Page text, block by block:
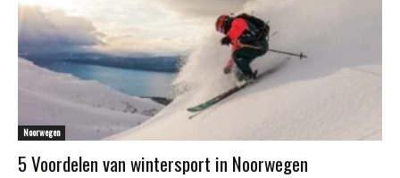
Noorwegen
5 Voordelen van wintersport in Noorwegen